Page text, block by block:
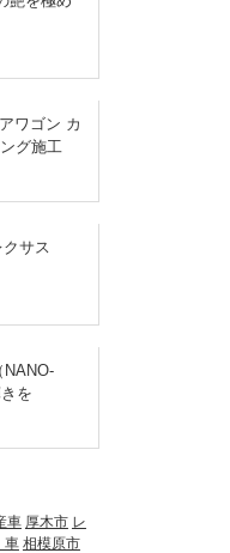
ワゴン カ
グ施工
サス
NANO-
を
車 厚木市 レ
車 相模原市